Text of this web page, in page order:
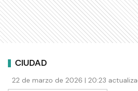
CIUDAD
22 de marzo de 2026 | 20:23